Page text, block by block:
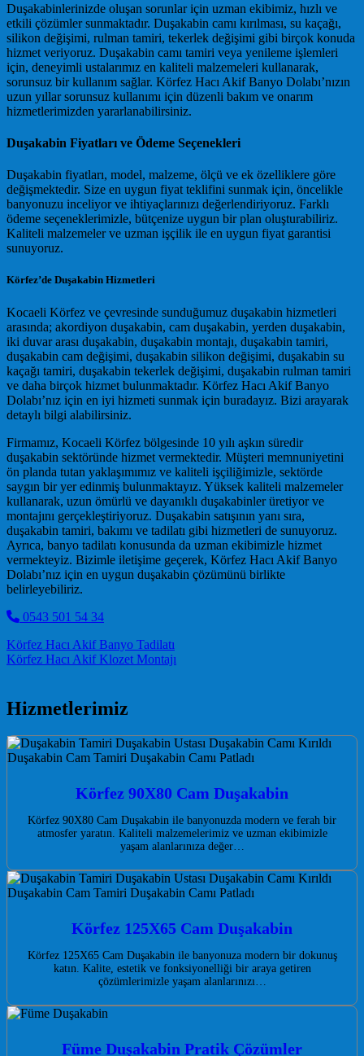
Duşakabinlerinizde oluşan sorunlar için uzman ekibimiz, hızlı ve
etkili çözümler sunmaktadır. Duşakabin camı kırılması, su kaçağı,
silikon değişimi, rulman tamiri, tekerlek değişimi gibi birçok konuda
hizmet veriyoruz. Duşakabin camı tamiri veya yenileme işlemleri
için, deneyimli ustalarımız en kaliteli malzemeleri kullanarak,
sorunsuz bir kullanım sağlar. Körfez Hacı Akif Banyo Dolabı’nızın
uzun yıllar sorunsuz kullanımı için düzenli bakım ve onarım
hizmetlerimizden yararlanabilirsiniz.
Duşakabin Fiyatları ve Ödeme Seçenekleri
Duşakabin fiyatları, model, malzeme, ölçü ve ek özelliklere göre
değişmektedir. Size en uygun fiyat teklifini sunmak için, öncelikle
banyonuzu inceliyor ve ihtiyaçlarınızı değerlendiriyoruz. Farklı
ödeme seçeneklerimizle, bütçenize uygun bir plan oluşturabiliriz.
Kaliteli malzemeler ve uzman işçilik ile en uygun fiyat garantisi
sunuyoruz.
Körfez’de Duşakabin Hizmetleri
Kocaeli Körfez ve çevresinde sunduğumuz duşakabin hizmetleri
arasında; akordiyon duşakabin, cam duşakabin, yerden duşakabin,
iki duvar arası duşakabin, duşakabin montajı, duşakabin tamiri,
duşakabin cam değişimi, duşakabin silikon değişimi, duşakabin su
kaçağı tamiri, duşakabin tekerlek değişimi, duşakabin rulman tamiri
ve daha birçok hizmet bulunmaktadır. Körfez Hacı Akif Banyo
Dolabı’nız için en iyi hizmeti sunmak için buradayız. Bizi arayarak
detaylı bilgi alabilirsiniz.
Firmamız, Kocaeli Körfez bölgesinde 10 yılı aşkın süredir
duşakabin sektöründe hizmet vermektedir. Müşteri memnuniyetini
ön planda tutan yaklaşımımız ve kaliteli işçiliğimizle, sektörde
saygın bir yer edinmiş bulunmaktayız. Yüksek kaliteli malzemeler
kullanarak, uzun ömürlü ve dayanıklı duşakabinler üretiyor ve
montajını gerçekleştiriyoruz. Duşakabin satışının yanı sıra,
duşakabin tamiri, bakımı ve tadilatı gibi hizmetleri de sunuyoruz.
Ayrıca, banyo tadilatı konusunda da uzman ekibimizle hizmet
vermekteyiz. Bizimle iletişime geçerek, Körfez Hacı Akif Banyo
Dolabı’nız için en uygun duşakabin çözümünü birlikte
belirleyebiliriz.
0543 501 54 34
Post navigation
Körfez Hacı Akif Banyo Tadilatı
Körfez Hacı Akif Klozet Montajı
Hizmetlerimiz
Körfez 90X80 Cam Duşakabin
Körfez 90X80 Cam Duşakabin ile banyonuzda modern ve ferah bir
atmosfer yaratın. Kaliteli malzemelerimiz ve uzman ekibimizle
yaşam alanlarınıza değer…
Körfez 125X65 Cam Duşakabin
Körfez 125X65 Cam Duşakabin ile banyonuza modern bir dokunuş
katın. Kalite, estetik ve fonksiyonelliği bir araya getiren
çözümlerimizle yaşam alanlarınızı…
Füme Duşakabin Pratik Çözümler